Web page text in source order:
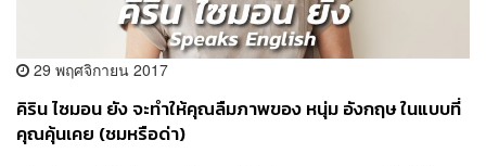
29 พฤศจิกายน 2017
คิริน ไซมอน ยัง จะทำให้คุณลืมภาพของ หนุ่ม อังกฤษ ในแบบที่
คุณคุ้นเคย (ชมหรือด่า)